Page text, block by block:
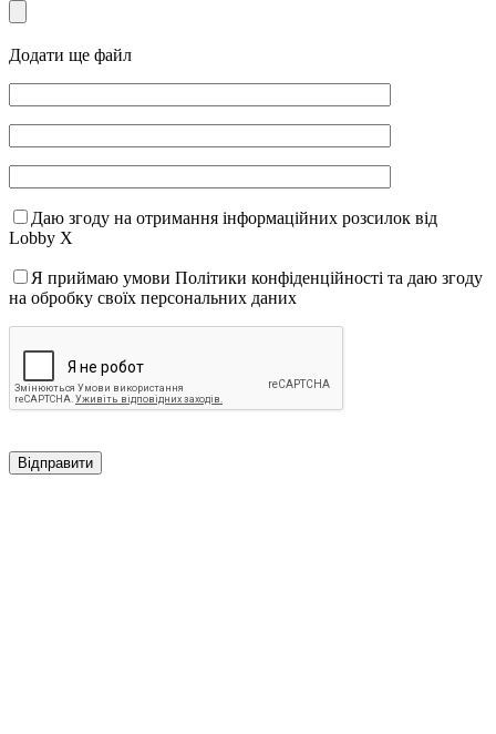
Додати ще файл
Даю згоду на отримання інформаційних розсилок від
Lobby X
Я приймаю умови Політики конфіденційності та даю згоду
на обробку своїх персональних даних